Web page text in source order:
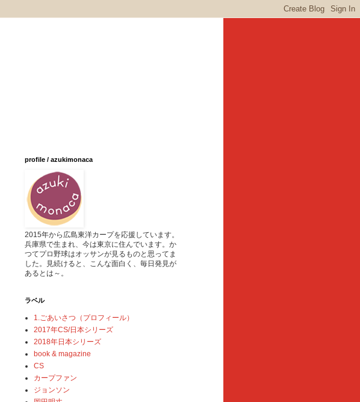
profile / azukimonaca
2015年から広島東洋カープを応援しています。
兵庫県で生まれ、今は東京に住んでいます。か
つてプロ野球はオッサンが見るものと思ってま
した。見続けると、こんな面白く、毎日発見が
あるとは～。
ラベル
1.ごあいさつ（プロフィール）
2017年CS/日本シリーズ
2018年日本シリーズ
book & magazine
CS
カープファン
ジョンソン